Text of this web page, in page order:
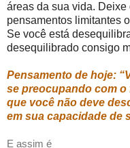
áreas da sua vida.
pensamentos limitantes
Se você está
desequilibrado consigo
Pensamento de hoje:
se preocupando com
que você não deve
em sua capacidade de
E assim é